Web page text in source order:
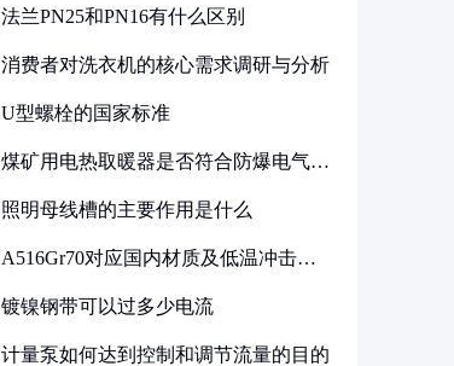
法兰PN25和PN16有什么区别
消费者对洗衣机的核心需求调研与分析
U型螺栓的国家标准
煤矿用电热取暖器是否符合防爆电气设
照明母线槽的主要作用是什么
A516Gr70对应国内材质及低温冲击要
镀镍钢带可以过多少电流
计量泵如何达到控制和调节流量的目的